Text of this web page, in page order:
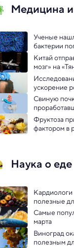
Медицина
Ученые
бактерии
токсичные
химикаты
Китай
мозг» на
изучить
разум
ускорение
раз при
лечения
Свиную
дольше
удалить
Фруктоза
фактором в
Наука о еде
Кардиологи
полезные
и фрукты
Самые
марта
Виноград
полезным